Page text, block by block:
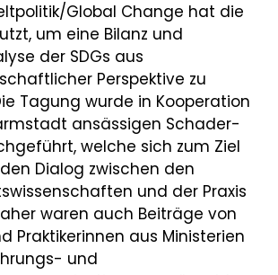
Global Change hat die
um eine Bilanz und
der SDGs aus
Perspektive zu
Tagung wurde in Kooperation
ansässigen Schader-
welche sich zum Ziel
Dialog zwischen den
und der Praxis
waren auch Beiträge von
Praktikerinnen aus Ministerien
und